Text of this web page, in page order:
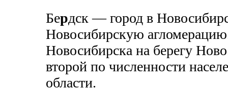
Бердск — город в
Новосибирскую
Новосибирска на берегу
второй по численности
области.